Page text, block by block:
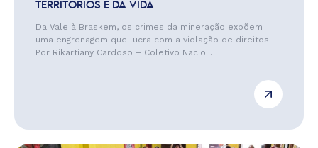
TERRITÓRIOS E DA VIDA
Da Vale à Braskem, os crimes da mineração expõem
uma engrenagem que lucra com a violação de direitos
Por Rikartiany Cardoso – Coletivo Nacio...